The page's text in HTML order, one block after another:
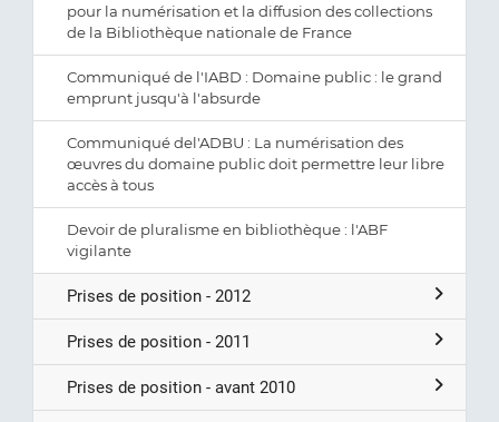
pour la numérisation et la diffusion des collections
de la Bibliothèque nationale de France
Communiqué de l'IABD : Domaine public : le grand
emprunt jusqu'à l'absurde
Communiqué del'ADBU : La numérisation des
œuvres du domaine public doit permettre leur libre
accès à tous
Devoir de pluralisme en bibliothèque : l'ABF
vigilante
Prises de position - 2012
Prises de position - 2011
Prises de position - avant 2010